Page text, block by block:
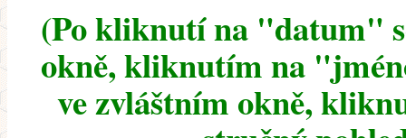
(Po kliknutí na "datum"
okně, kliknutím na
ve zvláštním okně,